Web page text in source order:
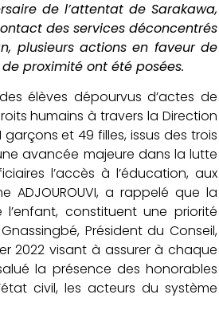
de l’attentat de Sarakawa,
des services déconcentrés
plusieurs actions en faveur de
proximité ont été posées.
élèves dépourvus d’actes de
humains à travers la Direction
et 49 filles, issus des trois
avancée majeure dans la lutte
l’accès à l’éducation, aux
a rappelé que la
constituent une priorité
Président du Conseil,
2022 visant à assurer à chaque
la présence des honorables
civil, les acteurs du système